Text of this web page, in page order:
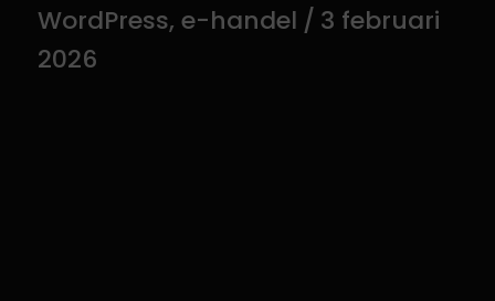
WordPress, e-handel / 3 februari
2026